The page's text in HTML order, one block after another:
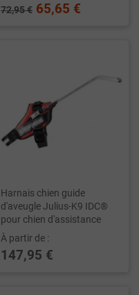
72,95 € 65,65 €
Harnais chien guide
d'aveugle Julius-K9 IDC®
pour chien d'assistance
À partir de :
147,95 €